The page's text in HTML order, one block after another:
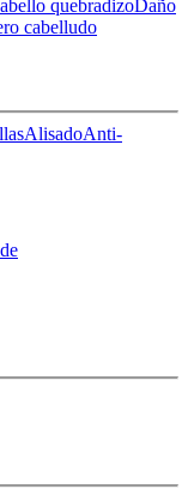
quebradizoDaño
cabelludo
AlisadoAnti-